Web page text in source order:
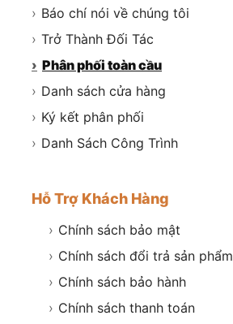
› Báo chí nói về chúng tôi
› Trở Thành Đối Tác
› Phân phối toàn cầu
› Danh sách cửa hàng
› Ký kết phân phối
› Danh Sách Công Trình
Hỗ Trợ Khách Hàng
› Chính sách bảo mật
› Chính sách đổi trả sản phẩm
› Chính sách bảo hành
› Chính sách thanh toán